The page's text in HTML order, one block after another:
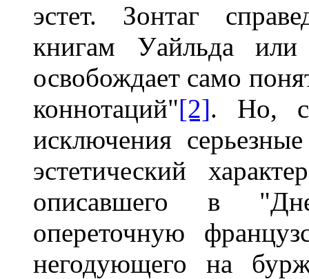
эстет. Зонтаг
книгам Уайльда или
освобождает само
коннотаций"[2]. Но, с
исключения
эстетический
описавшего в
опереточную
негодующего на